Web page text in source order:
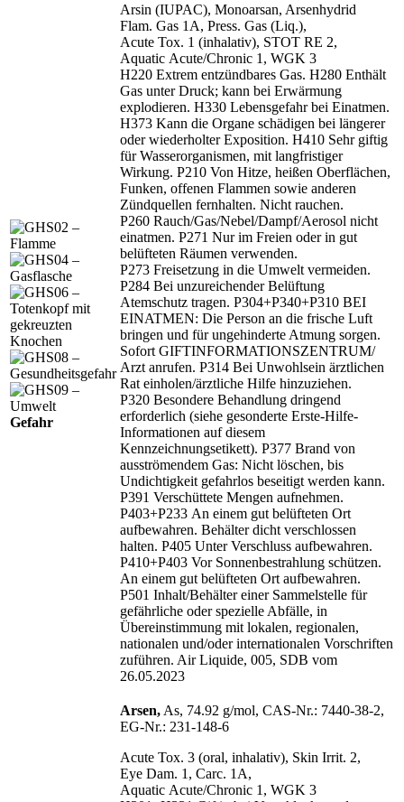
Gefahr
Arsin (IUPAC), Monoarsan, Arsenhydrid
Flam. Gas 1A, Press. Gas (Liq.),
Acute Tox. 1 (inhalativ), STOT RE 2,
Aquatic Acute/Chronic 1, WGK 3
H220 Extrem entzündbares Gas. H280 Enthält
Gas unter Druck; kann bei Erwärmung
explodieren. H330 Lebensgefahr bei Einatmen.
H373 Kann die Organe schädigen bei längerer
oder wiederholter Exposition. H410 Sehr giftig
für Wasserorganismen, mit langfristiger
Wirkung. P210 Von Hitze, heißen Oberflächen,
Funken, offenen Flammen sowie anderen
Zündquellen fernhalten. Nicht rauchen.
P260 Rauch/Gas/Nebel/Dampf/Aerosol nicht
einatmen. P271 Nur im Freien oder in gut
belüfteten Räumen verwenden.
P273 Freisetzung in die Umwelt vermeiden.
P284 Bei unzureichender Belüftung
Atemschutz tragen. P304+P340+P310 BEI
EINATMEN: Die Person an die frische Luft
bringen und für ungehinderte Atmung sorgen.
Sofort GIFTINFORMATIONSZENTRUM/
Arzt anrufen. P314 Bei Unwohlsein ärztlichen
Rat einholen/ärztliche Hilfe hinzuziehen.
P320 Besondere Behandlung dringend
erforderlich (siehe gesonderte Erste-Hilfe-
Informationen auf diesem
Kennzeichnungsetikett). P377 Brand von
ausströmendem Gas: Nicht löschen, bis
Undichtigkeit gefahrlos beseitigt werden kann.
P391 Verschüttete Mengen aufnehmen.
P403+P233 An einem gut belüfteten Ort
aufbewahren. Behälter dicht verschlossen
halten. P405 Unter Verschluss aufbewahren.
P410+P403 Vor Sonnenbestrahlung schützen.
An einem gut belüfteten Ort aufbewahren.
P501 Inhalt/Behälter einer Sammelstelle für
gefährliche oder spezielle Abfälle, in
Übereinstimmung mit lokalen, regionalen,
nationalen und/oder internationalen Vorschriften
zuführen. Air Liquide, 005, SDB vom
26.05.2023
Arsen, As, 74.92 g/mol, CAS‑Nr.: 7440‑38‑2,
EG‑Nr.: 231‑148‑6
Acute Tox. 3 (oral, inhalativ), Skin Irrit. 2,
Eye Dam. 1, Carc. 1A,
Aquatic Acute/Chronic 1, WGK 3